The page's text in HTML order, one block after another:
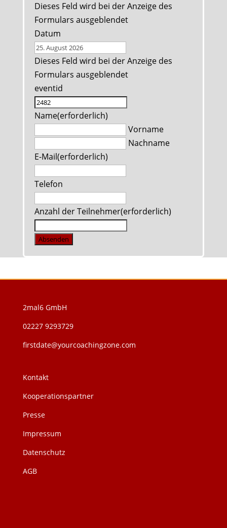
Dieses Feld wird bei der Anzeige des
Formulars ausgeblendet
Datum
Dieses Feld wird bei der Anzeige des
Formulars ausgeblendet
eventid
Name(erforderlich)
Vorname
Nachname
E-Mail(erforderlich)
Telefon
Anzahl der Teilnehmer(erforderlich)
Absenden
2mal6 GmbH
02227 9293729
firstdate@yourcoachingzone.com
Kontakt
Kooperationspartner
Presse
Impressum
Datenschutz
AGB